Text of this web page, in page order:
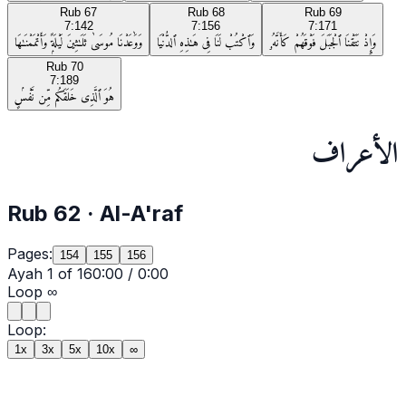
Rub 67
7:142
وَوَٰعَدْنَا مُوسَىٰ ثَلَـٰثِينَ لَيْلَةًۭ وَأَتْمَمْنَـٰهَا
Rub 68
7:156
وَٱكْتُبْ لَنَا فِى هَـٰذِهِ ٱلدُّنْيَا
Rub 69
7:171
وَإِذْ نَتَقْنَا ٱلْجَبَلَ فَوْقَهُمْ كَأَنَّهُۥ
Rub 70
7:189
هُوَ ٱلَّذِى خَلَقَكُم مِّن نَّفْسٍۢ
الأعراف
Rub 62 · Al-A'raf
Pages: 154 155 156
Ayah 1 of 160:00 / 0:00
Loop ∞
Loop:
1x 3x 5x 10x ∞